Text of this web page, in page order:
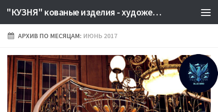
"КУЗНЯ" кованые изделия - художественная сварка Херсон. Производство металлоизделий на заказ. КУЗНЕЦЫ КУЗНИЦА КОВКА
АРХИВ ПО МЕСЯЦАМ: ИЮНЬ 2017
1